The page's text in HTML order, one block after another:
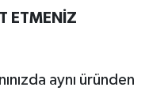
ETMENİZ
aynı üründen